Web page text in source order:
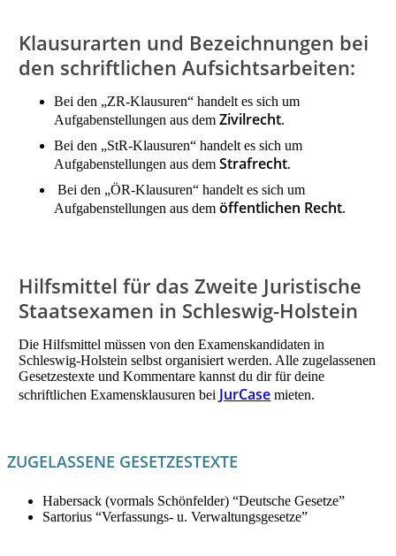
Klausurarten und Bezeichnungen bei
den schriftlichen Aufsichtsarbeiten:
Bei den „ZR-Klausuren“ handelt es sich um
Aufgabenstellungen aus demZivilrecht.
Bei den „StR-Klausuren“ handelt es sich um
Aufgabenstellungen aus demStrafrecht.
Bei den „ÖR-Klausuren“ handelt es sich um
Aufgabenstellungen aus demöffentlichen Recht.
Hilfsmittel für das Zweite Juristische
Staatsexamen in Schleswig-Holstein
Die Hilfsmittel müssen von den Examenskandidaten in
Schleswig-Holstein selbst organisiert werden. Alle zugelassenen
Gesetzestexte und Kommentare kannst du dir für deine
schriftlichen Examensklausuren bei JurCase mieten.
ZUGELASSENE GESETZESTEXTE
Habersack (vormals Schönfelder) “Deutsche Gesetze”
Sartorius “Verfassungs- u. Verwaltungsgesetze”